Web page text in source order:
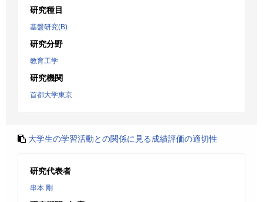
研究種目
基盤研究(B)
研究分野
教育工学
研究機関
首都大学東京
大学生の学習活動との関係に見る成績評価の適切性
研究代表者
串本 剛